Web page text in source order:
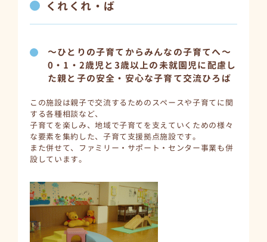
くれくれ・ば
～ひとりの子育てからみんなの子育てへ～
0・1・2歳児と3歳以上の未就園児に配慮し
た親と子の安全・安心な子育て交流ひろば
この施設は親子で交流するためのスペースや子育てに関
する各種相談など、
子育てを楽しみ、地域で子育てを支えていくための様々
な要素を集約した、子育て支援拠点施設です。
また併せて、ファミリー・サポート・センター事業も併
設しています。